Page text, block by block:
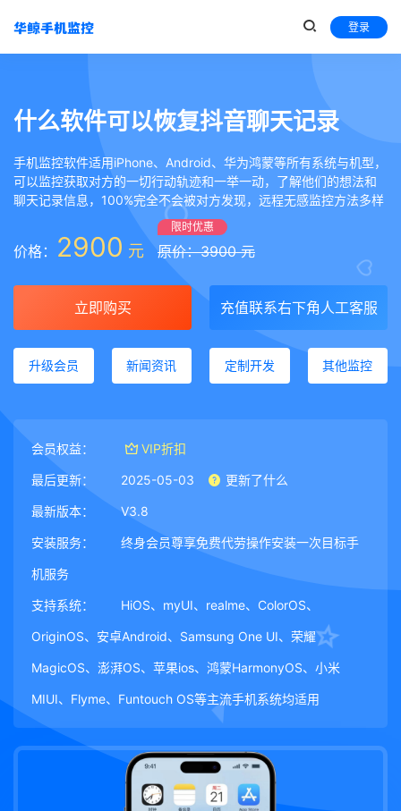
登录
什么软件可以恢复抖音聊天记录
手机监控软件适用iPhone、Android、华为鸿蒙等所有系统与机型，
可以监控获取对方的一切行动轨迹和一举一动，了解他们的想法和
聊天记录信息，100%完全不会被对方发现，远程无感监控方法多样
价格： 2900 元
限时优惠
原价：3900 元
立即购买 充值联系右下角人工客服
升级会员 新闻资讯 定制开发 其他监控
会员权益： VIP折扣
最后更新： 2025-05-03 更新了什么
最新版本： V3.8
安装服务： 终身会员尊享免费代劳操作安装一次目标手
机服务
支持系统： HiOS、myUI、realme、ColorOS、
OriginOS、安卓Android、Samsung One UI、荣耀
MagicOS、澎湃OS、苹果ios、鸿蒙HarmonyOS、小米
MIUI、Flyme、Funtouch OS等主流手机系统均适用